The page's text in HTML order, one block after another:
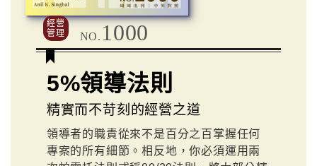
經營
管理
NO. 1000
5%領導法則
精實而不苛刻的經營之道
領導者的職責從來不是百分之百掌握任何
專案的所有細節。相反地，你必須運用兩